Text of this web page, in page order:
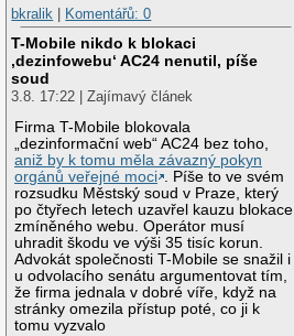
bkralik
Komentářů: 0
T-Mobile nikdo k blokaci
‚dezinfowebu‘ AC24 nenutil, píše
soud
3.8. 17:22 | Zajímavý článek
Firma T-Mobile blokovala
„dezinformační web“ AC24 bez toho,
aniž by k tomu měla závazný pokyn
orgánů veřejné moci . Píše to ve svém
rozsudku Městský soud v Praze, který
po čtyřech letech uzavřel kauzu blokace
zmíněného webu. Operátor musí
uhradit škodu ve výši 35 tisíc korun.
Advokát společnosti T-Mobile se snažil i
u odvolacího senátu argumentovat tím,
že firma jednala v dobré víře, když na
stránky omezila přístup poté, co ji k
tomu vyzvalo